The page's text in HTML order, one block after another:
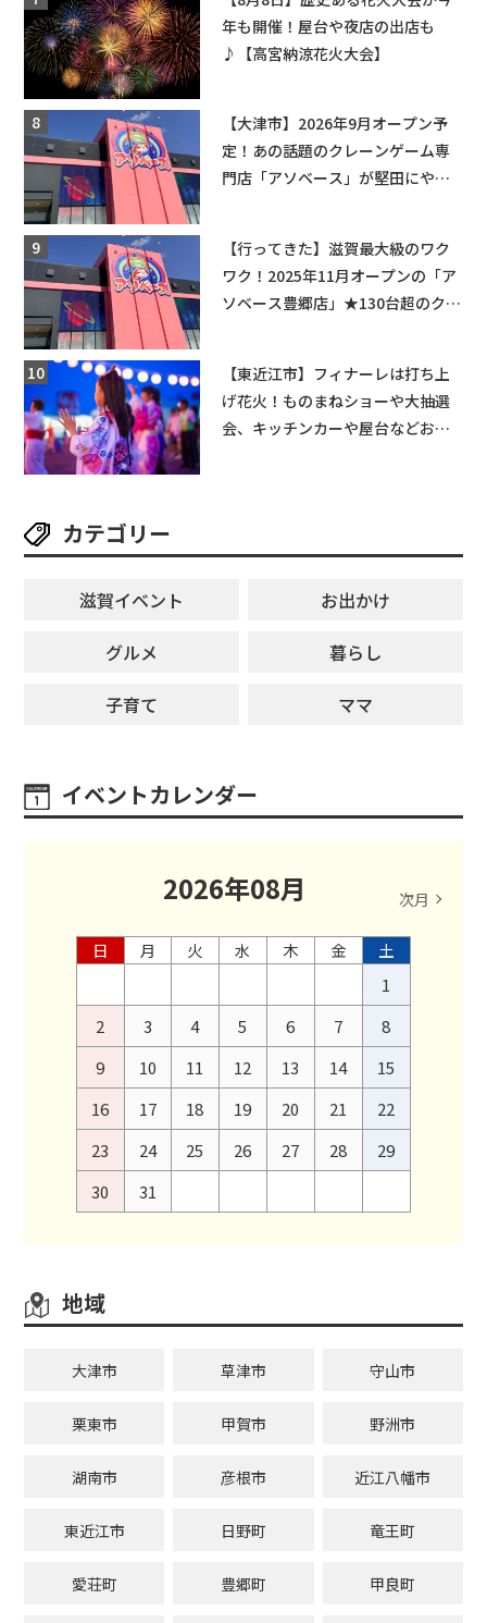
年も開催！屋台や夜店の出店も
♪【高宮納涼花火大会】
【大津市】2026年9月オープン予
定！あの話題のクレーンゲーム専
門店「アソベース」が堅田にやっ
【行ってきた】滋賀最大級のワク
ワク！2025年11月オープンの「ア
ソベース豊郷店」★130台超のクレ
【東近江市】フィナーレは打ち上
げ花火！ものまねショーや大抽選
会、キッチンカーや屋台などお楽
カテゴリー
滋賀イベント
お出かけ
グルメ
暮らし
子育て
ママ
イベントカレンダー
2026年08月 次月
日 月 火 水 木 金
土
1
2
3 4 5 6 7
8
9
10 11 12 13 14
15
16
17 18 19 20 21
22
23
24 25 26 27 28
29
30
31
地域
大津市 草津市 守山市
栗東市 甲賀市 野洲市
湖南市 彦根市 近江八幡市
東近江市 日野町 竜王町
愛荘町 豊郷町 甲良町